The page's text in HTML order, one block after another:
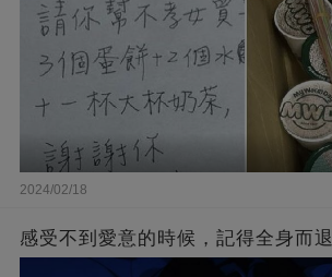
2024/02/18
感受不到愛意的時候，記得全身而退